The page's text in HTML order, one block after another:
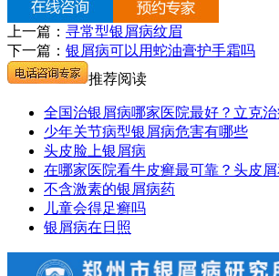
上一篇： 寻常型银屑病纹眉
下一篇： 银屑病可以用蛇油膏护手霜吗
推荐阅读
全国治银屑病哪家医院最好？立克
少年关节病型银屑病危害有哪些
头皮脸上银屑病
在哪家医院看牛皮癣最可靠？头皮
不含激素的银屑病药
儿童会得足癣吗
银屑病在日照